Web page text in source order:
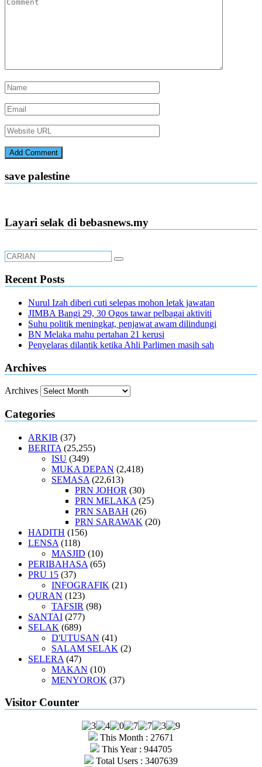
save palestine
Layari selak di bebasnews.my
Recent Posts
Nurul Izah diberi cuti selepas mohon letak jawatan
JIMBA Bangi 29, 30 Ogos tawar pelbagai aktiviti
Suhu politik meningkat, penjawat awam dilindungi
BN Melaka mahu pertahan 21 kerusi
Penyelaras dilantik ketika Ahli Parlimen masih sah
Archives
Archives
Categories
ARKIB (37)
BERITA (25,255)
ISU (349)
MUKA DEPAN (2,418)
SEMASA (22,613)
PRN JOHOR (30)
PRN MELAKA (25)
PRN SABAH (26)
PRN SARAWAK (20)
HADITH (156)
LENSA (118)
MASJID (10)
PERIBAHASA (65)
PRU 15 (37)
INFOGRAFIK (21)
QURAN (123)
TAFSIR (98)
SANTAI (277)
SELAK (689)
D'UTUSAN (41)
SALAM SELAK (2)
SELERA (47)
MAKAN (10)
MENYOROK (37)
Visitor Counter
This Month : 27671
This Year : 944705
Total Users : 3407639